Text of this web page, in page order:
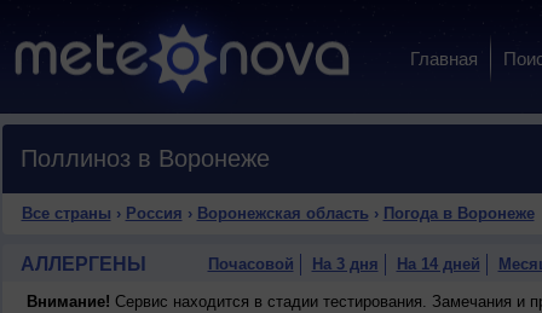
Главная
Поллиноз в Воронеже
Все страны › Россия › Воронежская область › Погода в Воронеже
АЛЛЕРГЕНЫ Почасовой На 3 дня На 14 дней
Внимание! Сервис находится в стадии тестирования. Замечания и